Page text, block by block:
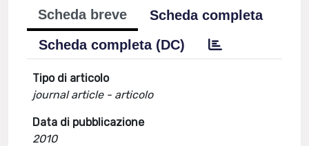
Scheda breve
Scheda completa
Scheda completa (DC)
Tipo di articolo
journal article - articolo
Data di pubblicazione
2010